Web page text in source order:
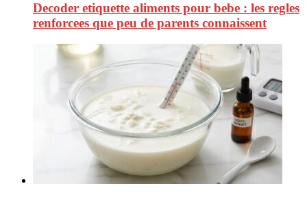
Decoder etiquette aliments pour bebe : les regles
renforcees que peu de parents connaissent